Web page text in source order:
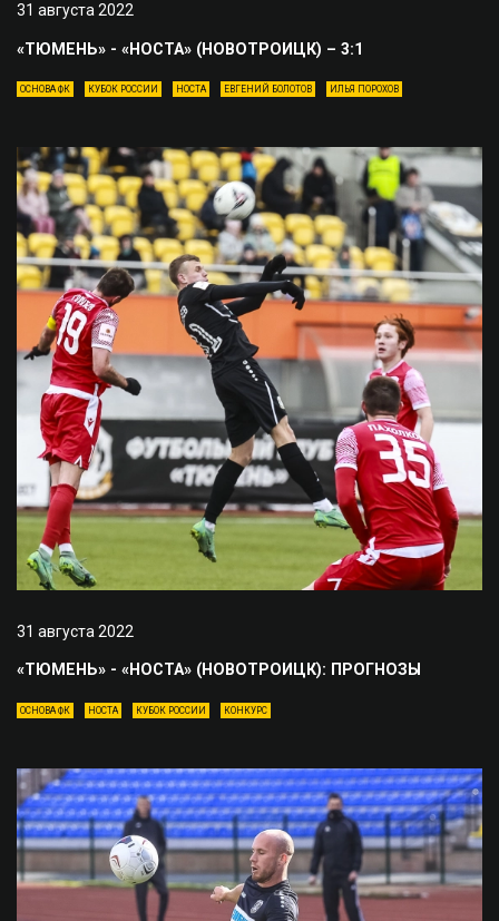
31 августа 2022
«ТЮМЕНЬ» - «НОСТА» (НОВОТРОИЦК) – 3:1
ОСНОВА ФК КУБОК РОССИИ НОСТА ЕВГЕНИЙ БОЛОТОВ ИЛЬЯ ПОРОХОВ
31 августа 2022
«ТЮМЕНЬ» - «НОСТА» (НОВОТРОИЦК): ПРОГНОЗЫ
ОСНОВА ФК НОСТА КУБОК РОССИИ КОНКУРС